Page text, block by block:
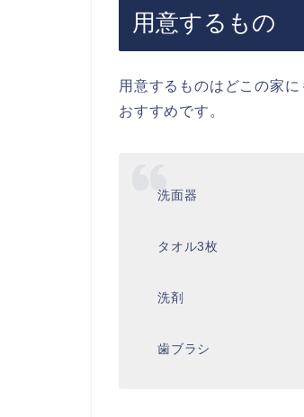
用意するもの
用意するものはどこの家
おすすめです。
洗面器
タオル3枚
洗剤
歯ブラシ